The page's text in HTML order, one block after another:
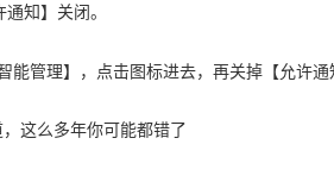
知】关闭。
能管理】，点击图标进去，再关掉【允许通